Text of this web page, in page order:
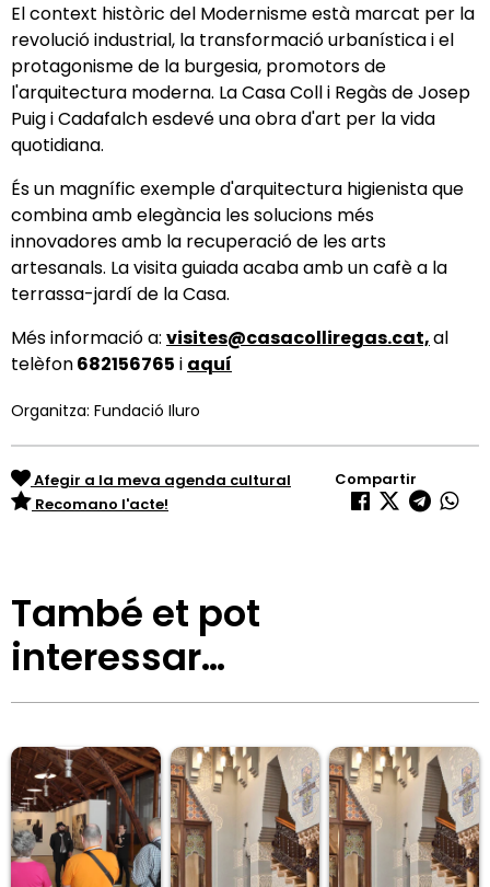
El context històric del Modernisme està marcat per la
revolució industrial, la transformació urbanística i el
protagonisme de la burgesia, promotors de
l'arquitectura moderna. La Casa Coll i Regàs de Josep
Puig i Cadafalch esdevé una obra d'art per la vida
quotidiana.
És un magnífic exemple d'arquitectura higienista que
combina amb elegància les solucions més
innovadores amb la recuperació de les arts
artesanals. La visita guiada acaba amb un cafè a la
terrassa-jardí de la Casa.
Més informació a: visites@casacolliregas.cat,al
telèfon682156765 i aquí
Organitza: Fundació Iluro
Afegir a la meva agenda cultural
Recomano l'acte!
Compartir
També et pot
interessar…